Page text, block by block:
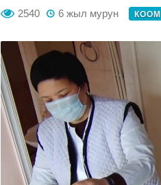
2540 6 жыл мурун КООМ